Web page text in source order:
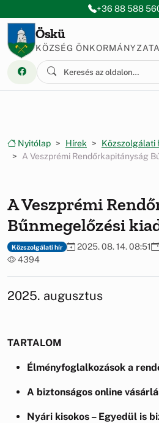
Ugrás a menüre
Ugrás a tartalomra+36 88 588
Öskü
KÖZSÉG ÖNKORMÁNYZATA
Nyitólap Hírek
Közszolgálati
A Veszprémi Rendőrkapitányság
A Veszprémi
Bűnmegelőzési
Közszolgálati hír 2025. 08. 14. 08:51
4394
2025. augusztus
TARTALOM
Élményfoglalkozások a
A biztonságos online
Nyári kisokos – Egyedül is